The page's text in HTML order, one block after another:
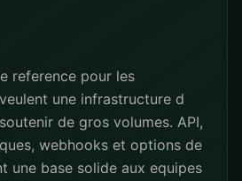
reference pour les
une infrastructure d
de gros volumes. API,
webhooks et options de
une base solide aux equipes